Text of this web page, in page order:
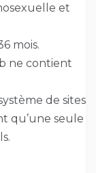
et
mois.
ne contient
de sites
qu’une seule